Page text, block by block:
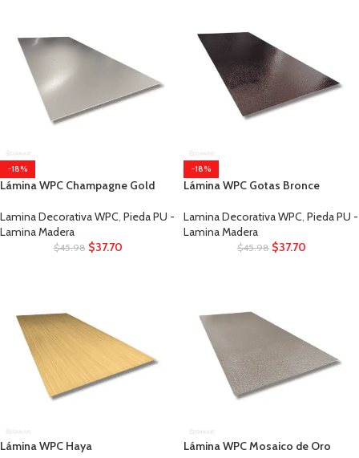
-18%
Lámina WPC Champagne Gold
Lamina Decorativa WPC, Pieda PU -
Lamina Madera
$45.98 $37.70
-18%
Lámina WPC Gotas Bronce
Lamina Decorativa WPC, Pieda PU -
Lamina Madera
$45.98 $37.70
Lámina WPC Haya Lámina WPC Mosaico de Oro